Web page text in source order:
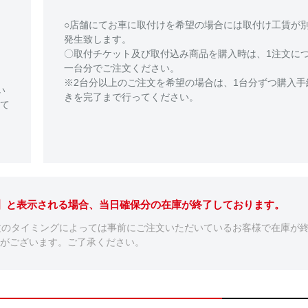
○店舗にてお車に取付けを希望の場合には取付け工賃が
発生致します。
〇取付チケット及び取付込み商品を購入時は、1注文に
一台分でご注文ください。
※2台分以上のご注文を希望の場合は、1台分ずつ購入手
きを完了まで行ってください。
表示される場合、当日確保分の在庫が終了しております。
タイミングによっては事前にご注文いただいているお客様で在庫が
ございます。ご了承ください。